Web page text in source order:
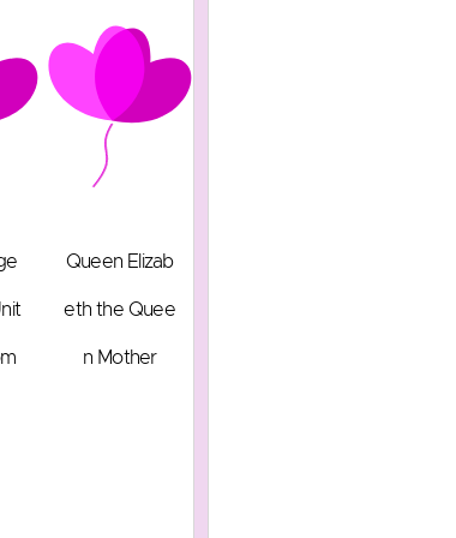
Queen Elizab
eth the Quee
n Mother